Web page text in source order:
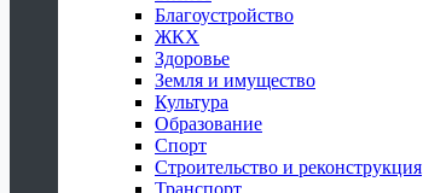
Благоустройство
ЖКХ
Здоровье
Земля и имущество
Культура
Образование
Спорт
Строительство и реконструкция
Транспорт